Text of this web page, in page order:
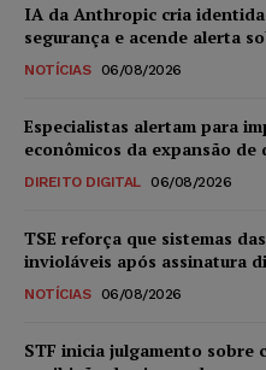
IA da Anthropic cria
segurança e acende alerta
NOTÍCIAS 06/08/2026
Especialistas alertam para
econômicos da expansão
DIREITO DIGITAL 06/08/2026
TSE reforça que sistemas
invioláveis após assinatura
NOTÍCIAS 06/08/2026
STF inicia julgamento sobre